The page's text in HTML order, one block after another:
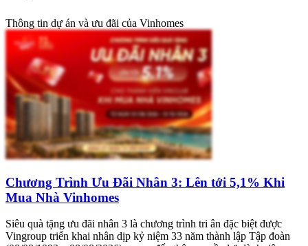
Thông tin dự án và ưu đãi của Vinhomes
Chương Trình Ưu Đãi Nhân 3: Lên tới 5,1% Khi
Mua Nhà Vinhomes
Siêu quà tặng ưu đãi nhân 3 là chương trình tri ân đặc biệt được
Vingroup triển khai nhân dịp kỷ niệm 33 năm thành lập Tập đoàn